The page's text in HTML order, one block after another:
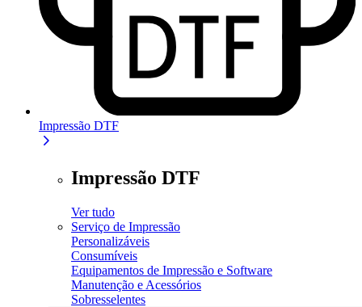
Impressão DTF
Impressão DTF
Ver tudo
Serviço de Impressão
Personalizáveis
Consumíveis
Equipamentos de Impressão e Software
Manutenção e Acessórios
Sobresselentes